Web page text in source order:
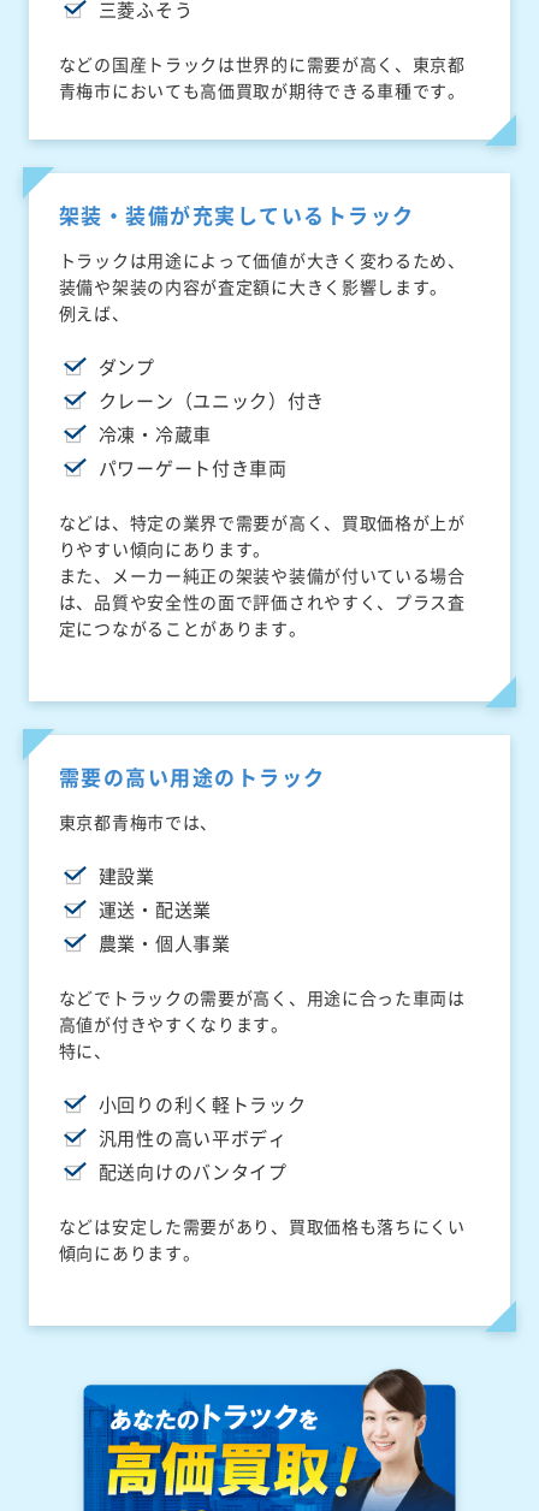
三菱ふそう
などの国産トラックは世界的に需要が高く、東京都
青梅市においても高価買取が期待できる車種です。
架装・装備が充実しているトラック
トラックは用途によって価値が大きく変わるため、
装備や架装の内容が査定額に大きく影響します。
例えば、
ダンプ
クレーン（ユニック）付き
冷凍・冷蔵車
パワーゲート付き車両
などは、特定の業界で需要が高く、買取価格が上が
りやすい傾向にあります。
また、メーカー純正の架装や装備が付いている場合
は、品質や安全性の面で評価されやすく、プラス査
定につながることがあります。
需要の高い用途のトラック
東京都青梅市では、
建設業
運送・配送業
農業・個人事業
などでトラックの需要が高く、用途に合った車両は
高値が付きやすくなります。
特に、
小回りの利く軽トラック
汎用性の高い平ボディ
配送向けのバンタイプ
などは安定した需要があり、買取価格も落ちにくい
傾向にあります。